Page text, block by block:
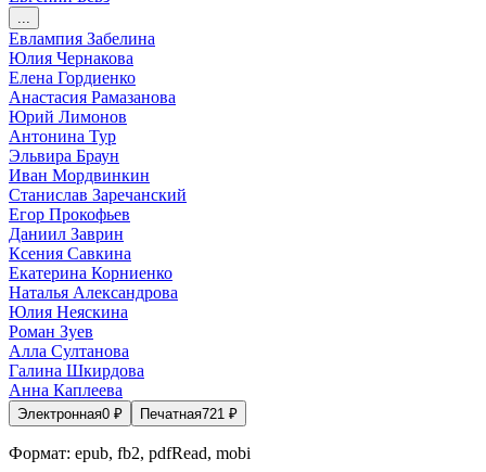
...
Евлампия Забелина
Юлия Чернакова
Елена Гордиенко
Анастасия Рамазанова
Юрий Лимонов
Антонина Тур
Эльвира Браун
Иван Мордвинкин
Станислав Заречанский
Егор Прокофьев
Даниил Заврин
Ксения Савкина
Екатерина Корниенко
Наталья Александрова
Юлия Неяскина
Роман Зуев
Алла Султанова
Галина Шкирдова
Анна Каплеева
Электронная0 ₽ Печатная721 ₽
Формат: epub, fb2, pdfRead, mobi